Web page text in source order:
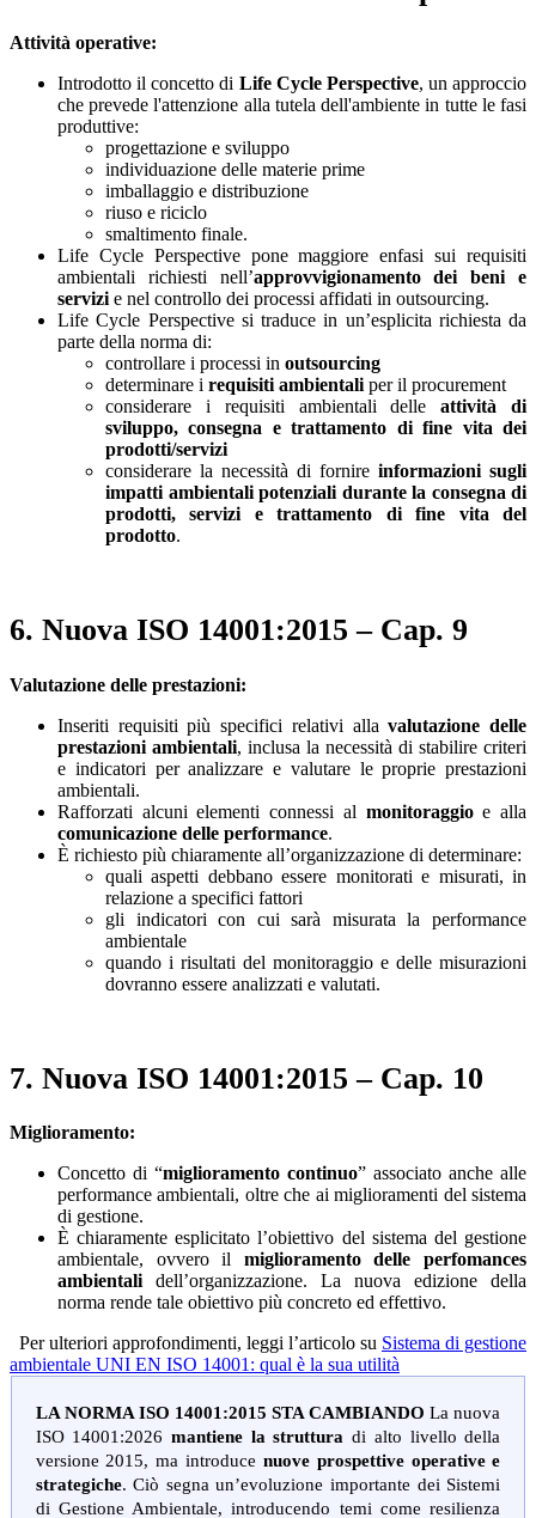
Attività operative:
Introdotto il concetto di Life Cycle Perspective, un approccio
che prevede l'attenzione alla tutela dell'ambiente in tutte le fasi
produttive:
progettazione e sviluppo
individuazione delle materie prime
imballaggio e distribuzione
riuso e riciclo
smaltimento finale.
Life Cycle Perspective pone maggiore enfasi sui requisiti
ambientali richiesti nell’approvvigionamento dei beni e
servizi e nel controllo dei processi affidati in outsourcing.
Life Cycle Perspective si traduce in un’esplicita richiesta da
parte della norma di:
controllare i processi in outsourcing
determinare i requisiti ambientali per il procurement
considerare i requisiti ambientali delleattività di
sviluppo, consegna e trattamento di fine vita dei
prodotti/servizi
considerare la necessità di fornire informazioni sugli
impatti ambientali potenziali durante la consegna di
prodotti, servizi e trattamento di fine vita del
prodotto.
6. Nuova ISO 14001:2015 – Cap. 9
Valutazione delle prestazioni:
Inseriti requisiti più specifici relativi allavalutazione delle
prestazioni ambientali, inclusa la necessità di stabilire criteri
e indicatori per analizzare e valutare le proprie prestazioni
ambientali.
Rafforzati alcuni elementi connessi al monitoraggioe alla
comunicazione delle performance.
È richiesto più chiaramente all’organizzazione di determinare:
quali aspetti debbano essere monitorati e misurati, in
relazione a specifici fattori
gli indicatori con cui sarà misurata la performance
ambientale
quando i risultati del monitoraggio e delle misurazioni
dovranno essere analizzati e valutati.
7. Nuova ISO 14001:2015 – Cap. 10
Miglioramento:
Concetto di “miglioramento continuo” associato anche alle
performance ambientali, oltre che ai miglioramenti del sistema
di gestione.
È chiaramente esplicitato l’obiettivo del sistema del gestione
ambientale, ovvero il miglioramento delle perfomances
ambientali dell’organizzazione. La nuova edizione della
norma rende tale obiettivo più concreto ed effettivo.
Per ulteriori approfondimenti, leggi l’articolo su Sistema di gestione
ambientale UNI EN ISO 14001: qual è la sua utilità
LA NORMA ISO 14001:2015 STA CAMBIANDO La nuova
ISO 14001:2026mantiene la struttura di alto livello della
versione 2015, ma introduce nuove prospettive operative e
strategiche. Ciò segna un’evoluzione importante dei Sistemi
di Gestione Ambientale, introducendo temi come resilienza